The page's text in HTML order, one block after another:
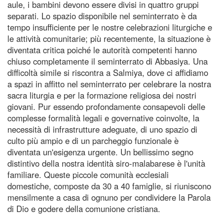
aule, i bambini devono essere divisi in quattro gruppi
separati. Lo spazio disponibile nel seminterrato è da
tempo insufficiente per le nostre celebrazioni liturgiche e
le attività comunitarie; più recentemente, la situazione è
diventata critica poiché le autorità competenti hanno
chiuso completamente il seminterrato di Abbasiya. Una
difficoltà simile si riscontra a Salmiya, dove ci affidiamo
a spazi in affitto nel seminterrato per celebrare la nostra
sacra liturgia e per la formazione religiosa dei nostri
giovani. Pur essendo profondamente consapevoli delle
complesse formalità legali e governative coinvolte, la
necessità di infrastrutture adeguate, di uno spazio di
culto più ampio e di un parcheggio funzionale è
diventata un'esigenza urgente. Un bellissimo segno
distintivo della nostra identità siro-malabarese è l'unità
familiare. Queste piccole comunità ecclesiali
domestiche, composte da 30 a 40 famiglie, si riuniscono
mensilmente a casa di ognuno per condividere la Parola
di Dio e godere della comunione cristiana.